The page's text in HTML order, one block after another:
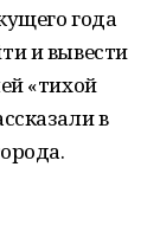
года
и вывести
«тихой
в